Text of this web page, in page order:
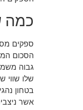
כמה
ספקים
גבוה
שלו שווי
בטחון
אשר